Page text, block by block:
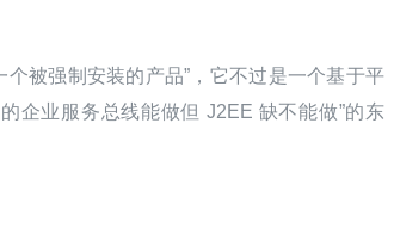
被强制安装的产品”，它不过是一个基于平
企业服务总线能做但 J2EE 缺不能做”的东